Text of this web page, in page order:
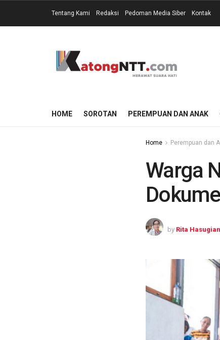
Tentang Kami Redaksi Pedoman Media Siber Kontak
HOME SOROTAN PEREMPUAN DAN ANAK
Home Perempuan dan
Warga
by Rita Hasugian